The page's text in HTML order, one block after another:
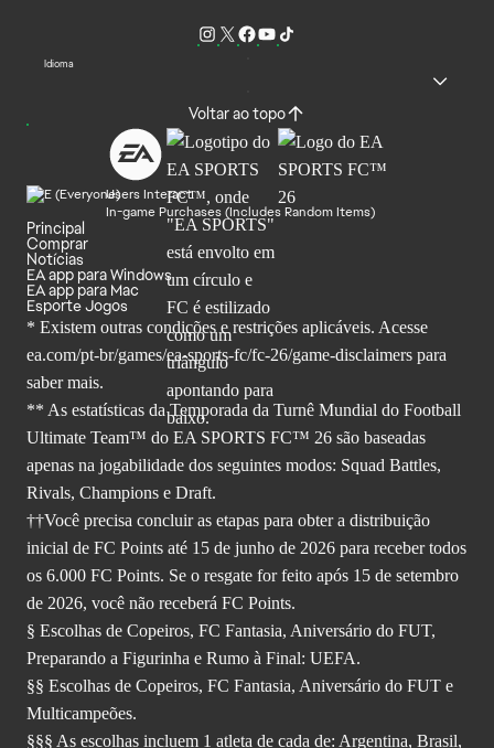
Idioma
Voltar ao topo
Users Interact
In-game Purchases (Includes Random Items)
Principal
Comprar
Notícias
EA app para Windows
EA app para Mac
Esporte Jogos
* Existem outras condições e restrições aplicáveis. Acesse
ea.com/pt-br/games/ea-sports-fc/fc-26/game-disclaimers para
saber mais.
** As estatísticas da Temporada da Turnê Mundial do Football
Ultimate Team™ do EA SPORTS FC™ 26 são baseadas
apenas na jogabilidade dos seguintes modos: Squad Battles,
Rivals, Champions e Draft.
††Você precisa concluir as etapas para obter a distribuição
inicial de FC Points até 15 de junho de 2026 para receber todos
os 6.000 FC Points. Se o resgate for feito após 15 de setembro
de 2026, você não receberá FC Points.
§ Escolhas de Copeiros, FC Fantasia, Aniversário do FUT,
Preparando a Figurinha e Rumo à Final: UEFA.
§§ Escolhas de Copeiros, FC Fantasia, Aniversário do FUT e
Multicampeões.
§§§ As escolhas incluem 1 atleta de cada de: Argentina, Brasil,